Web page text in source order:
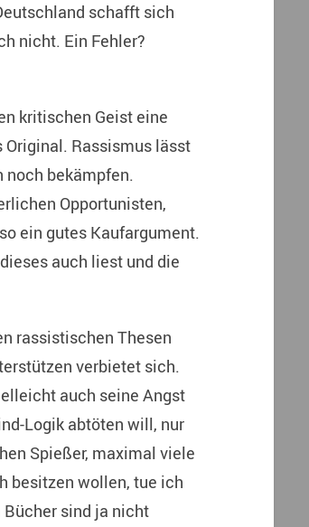
schafft sich
nicht. Ein Fehler?
kritischen Geist eine
Rassismus lässt
noch bekämpfen.
Opportunisten,
ein gutes Kaufargument.
auch liest und die
rassistischen Thesen
verbietet sich.
auch seine Angst
Logik abtöten will, nur
Spießer, maximal viele
besitzen wollen, tue ich
sind ja nicht